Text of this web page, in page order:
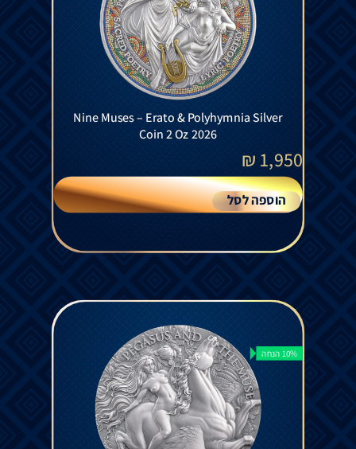
Nine Muses – Erato & Polyhymnia Silver
Coin 2 Oz 2026
1,950
₪
הוספה לסל
10% הנחה